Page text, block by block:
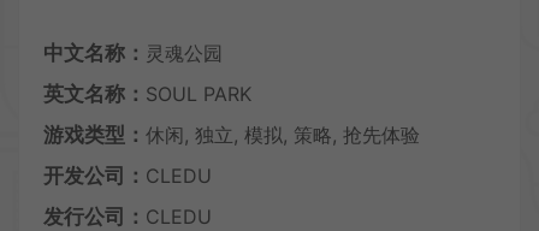
中文名称： 灵魂公园
英文名称： SOUL PARK
游戏类型： 休闲, 独立, 模拟, 策略, 抢先体验
开发公司： CLEDU
发行公司： CLEDU